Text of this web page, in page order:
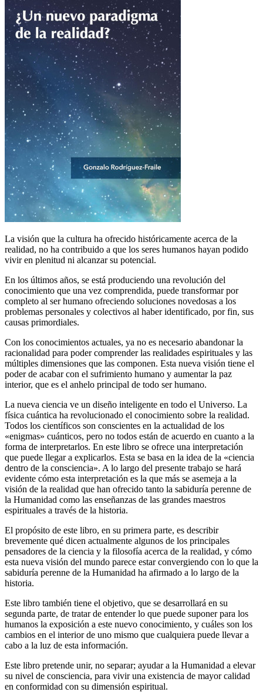
La visión que la cultura ha ofrecido históricamente acerca de la
realidad, no ha contribuido a que los seres humanos hayan podido
vivir en plenitud ni alcanzar su potencial.
En los últimos años, se está produciendo una revolución del
conocimiento que una vez comprendida, puede transformar por
completo al ser humano ofreciendo soluciones novedosas a los
problemas personales y colectivos al haber identificado, por fin, sus
causas primordiales.
Con los conocimientos actuales, ya no es necesario abandonar la
racionalidad para poder comprender las realidades espirituales y las
múltiples dimensiones que las componen. Esta nueva visión tiene el
poder de acabar con el sufrimiento humano y aumentar la paz
interior, que es el anhelo principal de todo ser humano.
La nueva ciencia ve un diseño inteligente en todo el Universo. La
física cuántica ha revolucionado el conocimiento sobre la realidad.
Todos los científicos son conscientes en la actualidad de los
«enigmas» cuánticos, pero no todos están de acuerdo en cuanto a la
forma de interpretarlos. En este libro se ofrece una interpretación
que puede llegar a explicarlos. Esta se basa en la idea de la «ciencia
dentro de la consciencia». A lo largo del presente trabajo se hará
evidente cómo esta interpretación es la que más se asemeja a la
visión de la realidad que han ofrecido tanto la sabiduría perenne de
la Humanidad como las enseñanzas de las grandes maestros
espirituales a través de la historia.
El propósito de este libro, en su primera parte, es describir
brevemente qué dicen actualmente algunos de los principales
pensadores de la ciencia y la filosofía acerca de la realidad, y cómo
esta nueva visión del mundo parece estar convergiendo con lo que la
sabiduría perenne de la Humanidad ha afirmado a lo largo de la
historia.
Este libro también tiene el objetivo, que se desarrollará en su
segunda parte, de tratar de entender lo que puede suponer para los
humanos la exposición a este nuevo conocimiento, y cuáles son los
cambios en el interior de uno mismo que cualquiera puede llevar a
cabo a la luz de esta información.
Este libro pretende unir, no separar; ayudar a la Humanidad a elevar
su nivel de consciencia, para vivir una existencia de mayor calidad
en conformidad con su dimensión espiritual.